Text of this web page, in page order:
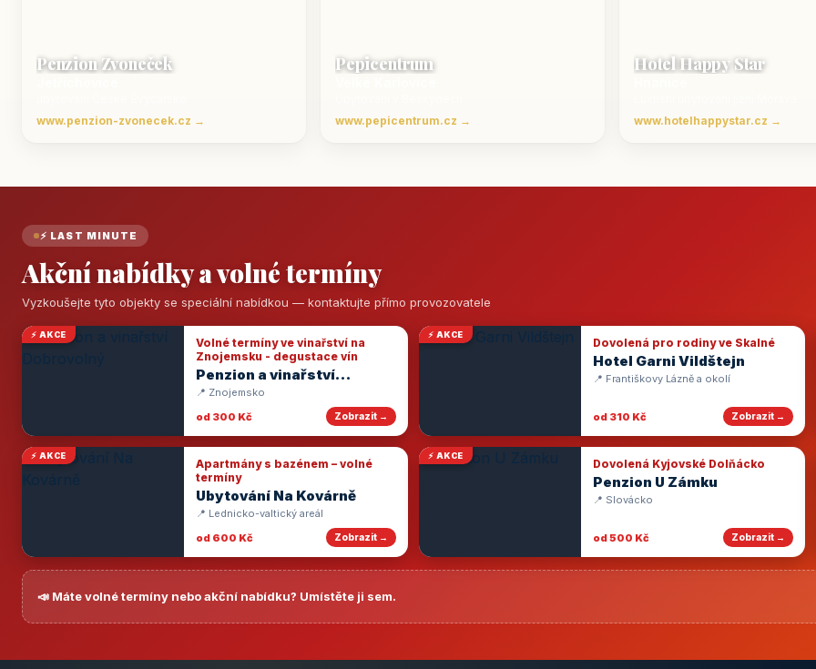
Penzion Zvoneček
www.penzion-zvonecek.cz →
Pepicentrum
www.pepicentrum.cz →
Hotel Happy Star
www.hotelhappystar.cz →
⚡ LAST MINUTE
Akční nabídky a volné termíny
Vyzkoušejte tyto objekty se speciální nabídkou — kontaktujte přímo provozovatele
⚡ AKCE
Volné termíny ve vinařství na
Znojemsku - degustace vín
Penzion a vinařství
Dobrovolný
📍 Znojemsko
od 300 Kč
Zobrazit →
⚡ AKCE
Dovolená pro rodiny ve Skalné
Hotel Garni Vildštejn
📍 Františkovy Lázně a okolí
od 310 Kč Zobrazit →
⚡ AKCE
Apartmány s bazénem – volné
termíny
Ubytování Na Kovárně
📍 Lednicko-valtický areál
od 600 Kč
Zobrazit →
⚡ AKCE
Dovolená Kyjovské Dolňácko
Penzion U Zámku
📍 Slovácko
od 500 Kč Zobrazit →
📣 Máte volné termíny nebo akční nabídku? Umístěte ji sem.